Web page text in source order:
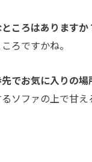
ころはありますか
ろですかね。
でお気に入りの場
ソファの上で甘